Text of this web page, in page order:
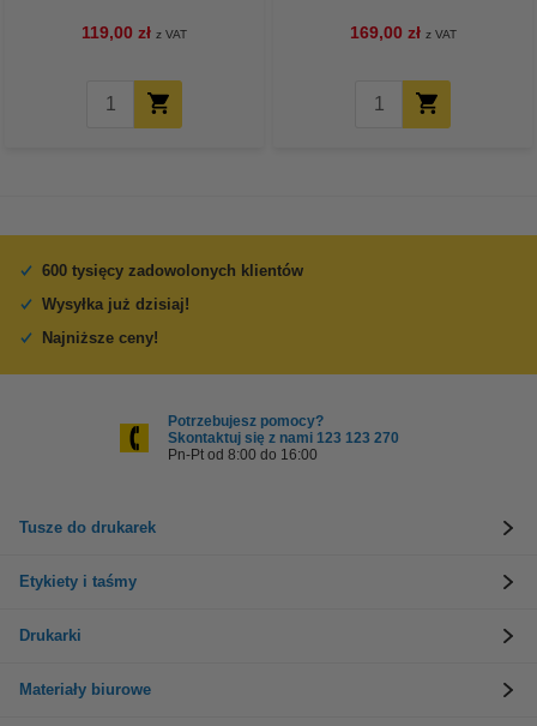
119,00 zł z VAT 169,00 zł z VAT
600 tysięcy zadowolonych klientów
Wysyłka już dzisiaj!
Najniższe ceny!
Potrzebujesz pomocy?
Skontaktuj się z nami 123 123 270
Pn-Pt od 8:00 do 16:00
Tusze do drukarek
Etykiety i taśmy
Drukarki
Materiały biurowe